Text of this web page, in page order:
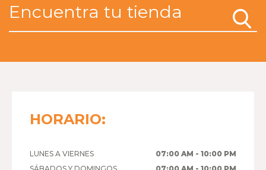
HORARIO:
LUNES A VIERNES
07:00 AM - 10:00 PM